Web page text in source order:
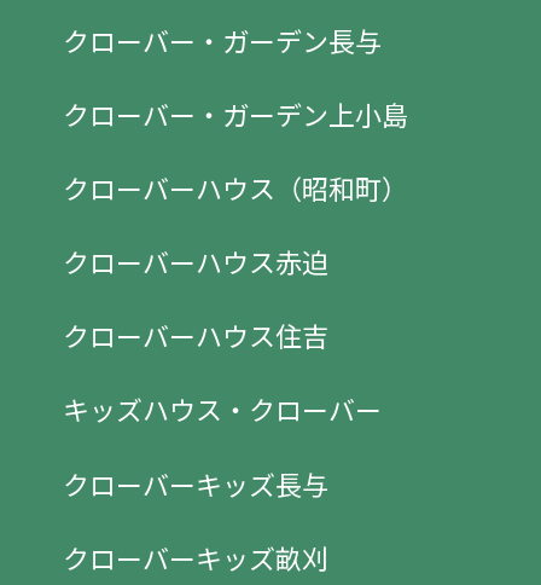
クローバー・ガーデン長与
クローバー・ガーデン上小島
クローバーハウス（昭和町）
クローバーハウス赤迫
クローバーハウス住吉
キッズハウス・クローバー
クローバーキッズ長与
クローバーキッズ畝刈